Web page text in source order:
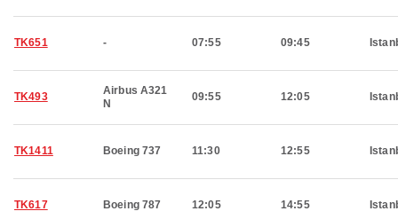
TK651 - 07:55 09:45
TK493
Airbus A321
N
09:55 12:05
TK1411 Boeing 737 11:30 12:55
TK617 Boeing 787 12:05 14:55